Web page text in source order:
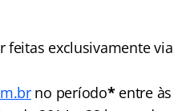
feitas exclusivamente via
no período*entre às